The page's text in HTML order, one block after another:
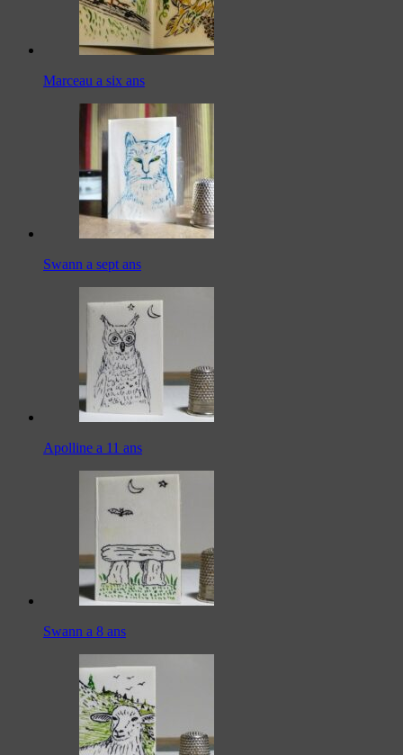
Marceau a six ans
Swann a sept ans
Apolline a 11 ans
Swann a 8 ans